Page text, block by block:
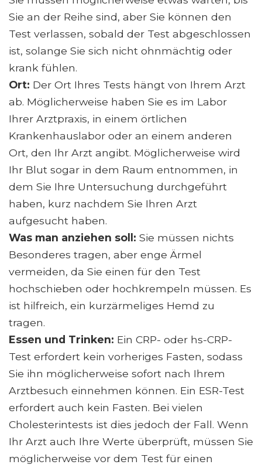
Sie an der Reihe sind, aber Sie können den
Test verlassen, sobald der Test abgeschlossen
ist, solange Sie sich nicht ohnmächtig oder
krank fühlen.
Ort: Der Ort Ihres Tests hängt von Ihrem Arzt
ab. Möglicherweise haben Sie es im Labor
Ihrer Arztpraxis, in einem örtlichen
Krankenhauslabor oder an einem anderen
Ort, den Ihr Arzt angibt. Möglicherweise wird
Ihr Blut sogar in dem Raum entnommen, in
dem Sie Ihre Untersuchung durchgeführt
haben, kurz nachdem Sie Ihren Arzt
aufgesucht haben.
Was man anziehen soll: Sie müssen nichts
Besonderes tragen, aber enge Ärmel
vermeiden, da Sie einen für den Test
hochschieben oder hochkrempeln müssen. Es
ist hilfreich, ein kurzärmeliges Hemd zu
tragen.
Essen und Trinken: Ein CRP- oder hs-CRP-
Test erfordert kein vorheriges Fasten, sodass
Sie ihn möglicherweise sofort nach Ihrem
Arztbesuch einnehmen können. Ein ESR-Test
erfordert auch kein Fasten. Bei vielen
Cholesterintests ist dies jedoch der Fall. Wenn
Ihr Arzt auch Ihre Werte überprüft, müssen Sie
möglicherweise vor dem Test für einen